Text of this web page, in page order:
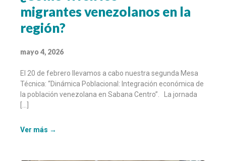
migrantes venezolanos en la
región?
mayo 4, 2026
El 20 de febrero llevamos a cabo nuestra segunda Mesa
Técnica: “Dinámica Poblacional: Integración económica de
la población venezolana en Sabana Centro”. La jornada
Ver más →